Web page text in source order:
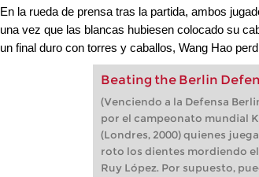
En la rueda de prensa tras la partida, ambos
una vez que las blancas hubiesen colocado su
un final duro con torres y caballos, Wang Hao
Beating the Berlin
(Venciendo a la Defensa
por el campeonato mundial
(Londres, 2000) quienes
roto los dientes mordiendo
Ruy López. Por supuesto,